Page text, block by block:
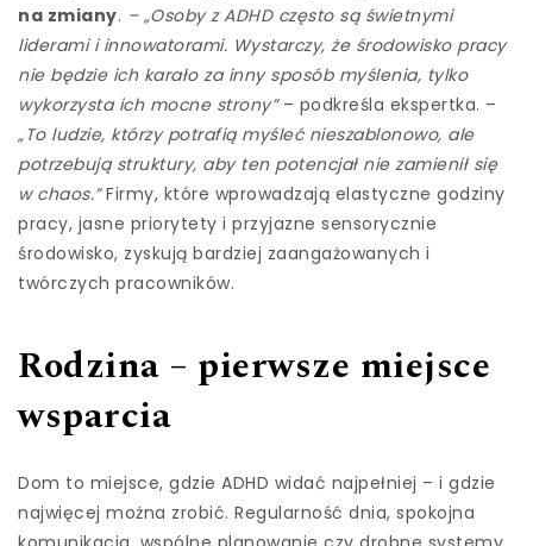
na zmiany. – „Osoby z ADHD często są świetnymi
liderami i innowatorami. Wystarczy, że środowisko pracy
nie będzie ich karało za inny sposób myślenia, tylko
wykorzysta ich mocne strony”– podkreśla ekspertka. –
„To ludzie, którzy potrafią myśleć nieszablonowo, ale
potrzebują struktury, aby ten potencjał nie zamienił się
w chaos.”Firmy, które wprowadzają elastyczne godziny
pracy, jasne priorytety i przyjazne sensorycznie
środowisko, zyskują bardziej zaangażowanych i
twórczych pracowników.
Rodzina – pierwsze miejsce
wsparcia
Dom to miejsce, gdzie ADHD widać najpełniej – i gdzie
najwięcej można zrobić. Regularność dnia, spokojna